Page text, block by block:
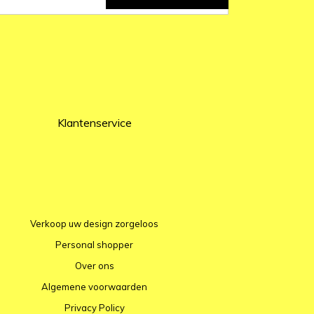
Klantenservice
Verkoop uw design zorgeloos
Personal shopper
Over ons
Algemene voorwaarden
Privacy Policy